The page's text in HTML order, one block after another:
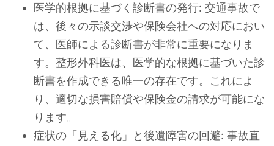
医学的根拠に基づく診断書の発行: 交通事故で
は、後々の示談交渉や保険会社への対応におい
て、医師による診断書が非常に重要になりま
す。整形外科医は、医学的な根拠に基づいた診
断書を作成できる唯一の存在です。これによ
り、適切な損害賠償や保険金の請求が可能にな
ります。
症状の「見える化」と後遺障害の回避: 事故直